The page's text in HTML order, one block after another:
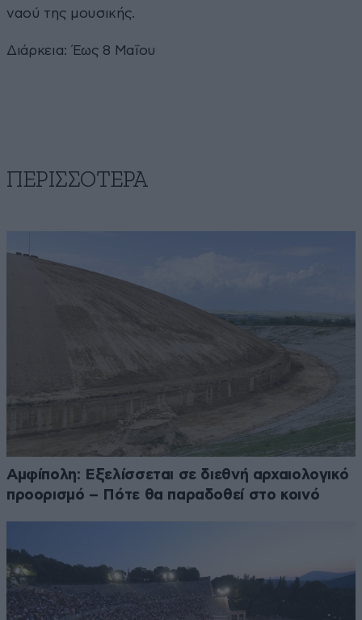
ναού της μουσικής.
Διάρκεια: Έως 8 Μαΐου
ΠΕΡΙΣΣΟΤΕΡΑ
Αμφίπολη: Εξελίσσεται σε διεθνή αρχαιολογικό
προορισμό – Πότε θα παραδοθεί στο κοινό